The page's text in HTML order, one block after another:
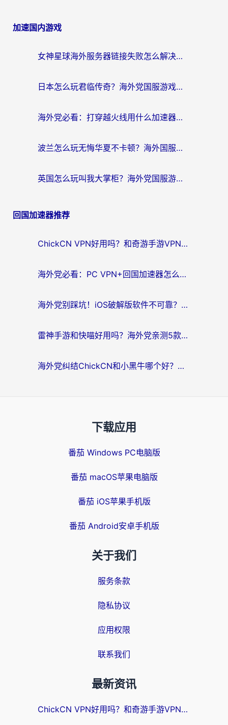
加速国内游戏
女神星球海外服务器链接失败怎么解决？海外党国服游戏加速避坑指南
日本怎么玩君临传奇？海外党国服游戏加速避坑指南（附菲律宾欧洲玩家实测）
海外党必看：打穿越火线用什么加速器？解决延迟卡顿，还能玩奇妙拼图世界和第五人格
波兰怎么玩无悔华夏不卡顿？海外国服游戏加速器终极指南（附征途2萤火突击解决方案）
英国怎么玩叫我大掌柜？海外党国服游戏加速避坑指南（附实测推荐）
回国加速器推荐
ChickCN VPN好用吗？和奇游手游VPN对比哪个回国效果更好？海外党亲测实用指南
海外党必看：PC VPN+回国加速器怎么选？无缝访问国内资源全攻略
海外党别踩坑！iOS破解版软件不可靠？教你选对回国加速器无缝看国内资源
雷神手游和快喵好用吗？海外党亲测5款回国加速器，附斧牛Bling对比+微信视频号解决办法
海外党纠结ChickCN和小黑牛哪个好？一篇帮你选对回国加速器的实用指南
下载应用
番茄 Windows PC电脑版
番茄 macOS苹果电脑版
番茄 iOS苹果手机版
番茄 Android安卓手机版
关于我们
服务条款
隐私协议
应用权限
联系我们
最新资讯
ChickCN VPN好用吗？和奇游手游VPN对比哪个回国效果更好？海外党亲测实用指南